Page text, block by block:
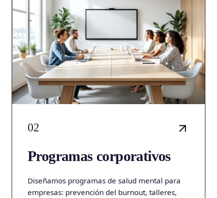
02
Programas corporativos
Diseñamos programas de salud mental para
empresas: prevención del burnout, talleres,